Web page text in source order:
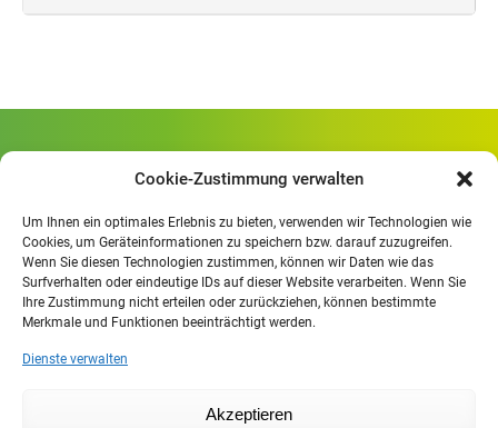
Cookie-Zustimmung verwalten
Um Ihnen ein optimales Erlebnis zu bieten, verwenden wir Technologien wie
Cookies, um Geräteinformationen zu speichern bzw. darauf zuzugreifen.
Wenn Sie diesen Technologien zustimmen, können wir Daten wie das
Surfverhalten oder eindeutige IDs auf dieser Website verarbeiten. Wenn Sie
Ihre Zustimmung nicht erteilen oder zurückziehen, können bestimmte
Merkmale und Funktionen beeinträchtigt werden.
Dienste verwalten
Akzeptieren
Rheinlandstraße 80
Öffnungszeiten
Mo. - Fr.
07.30 - 13.00 Uhr
Mo. - Do.
13:30 - 15.30 Uhr
Datenschutzerklärung